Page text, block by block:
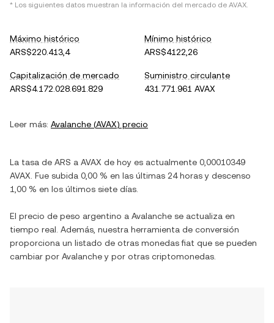
* Los siguientes datos muestran la información del mercado de AVAX.
Máximo histórico
ARS$220.413,4
Mínimo histórico
ARS$4122,26
Capitalización de mercado
ARS$4.172.028.691.829
Suministro circulante
431.771.961 AVAX
Leer más: Avalanche (AVAX) precio
La tasa de ARS a AVAX de hoy es actualmente 0,00010349
AVAX . Fue subida 0,00 % en las últimas 24 horas y descenso
1,00 % en los últimos siete días.
El precio de peso argentino a Avalanche se actualiza en
tiempo real. Además, nuestra herramienta de conversión
proporciona un listado de otras monedas fiat que se pueden
cambiar por Avalanchey por otras criptomonedas.